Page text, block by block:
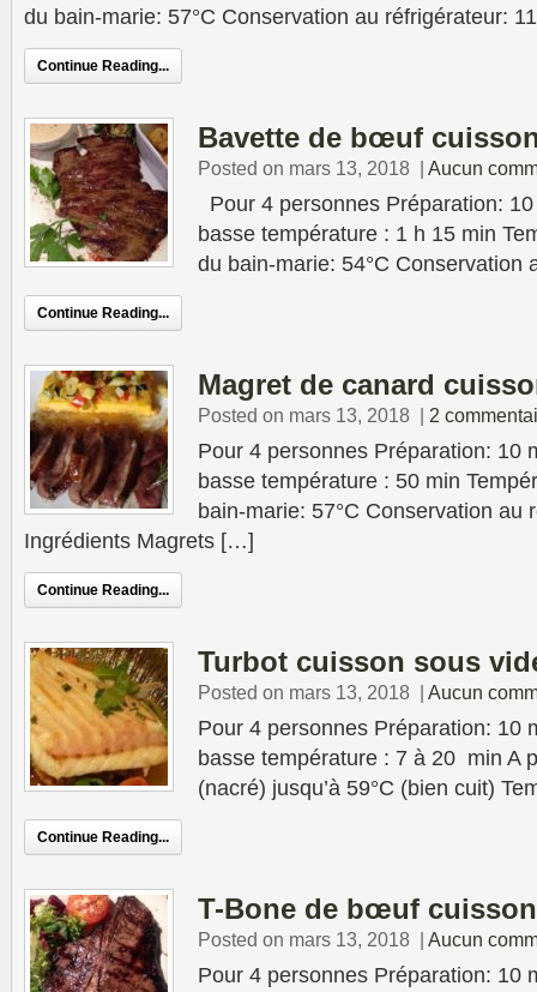
du bain-marie: 57°C Conservation au réfrigérateur:
Continue Reading...
Bavette de bœuf
Posted on mars 13, 2018 | Aucun
Pour 4 personnes Préparation:
basse température : 1 h 15 min
du bain-marie: 54°C
Continue Reading...
Magret de canard
Posted on mars 13, 2018 | 2
Pour 4 personnes Préparation: 10
basse température : 50 min
bain-marie: 57°C Conservation au
Ingrédients Magrets […]
Continue Reading...
Turbot cuisson sous
Posted on mars 13, 2018 | Aucun
Pour 4 personnes Préparation: 10
basse température : 7 à 20 min A
(nacré) jusqu’à 59°C (bien cuit)
Continue Reading...
T-Bone de bœuf
Posted on mars 13, 2018 | Aucun
Pour 4 personnes Préparation: 10